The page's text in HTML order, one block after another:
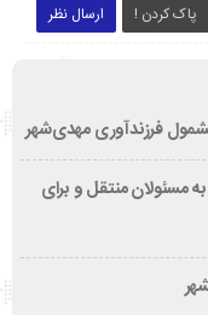
ارسال نظر پاک کردن !
فرزندآوری مهدی‌شهر
مسئولان منتقل و برای